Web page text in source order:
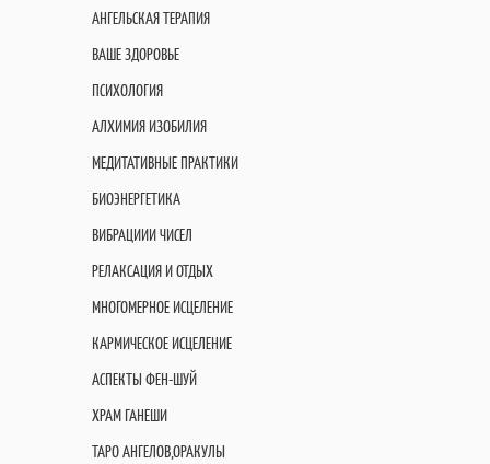
АНГЕЛЬСКАЯ ТЕРАПИЯ
ВАШЕ ЗДОРОВЬЕ
ПСИХОЛОГИЯ
АЛХИМИЯ ИЗОБИЛИЯ
МЕДИТАТИВНЫЕ ПРАКТИКИ
БИОЭНЕРГЕТИКА
ВИБРАЦИИИ ЧИСЕЛ
РЕЛАКСАЦИЯ И ОТДЫХ
МНОГОМЕРНОЕ ИСЦЕЛЕНИЕ
КАРМИЧЕСКОЕ ИСЦЕЛЕНИЕ
АСПЕКТЫ ФЕН-ШУЙ
ХРАМ ГАНЕШИ
ТАРО АНГЕЛОВ,ОРАКУЛЫ